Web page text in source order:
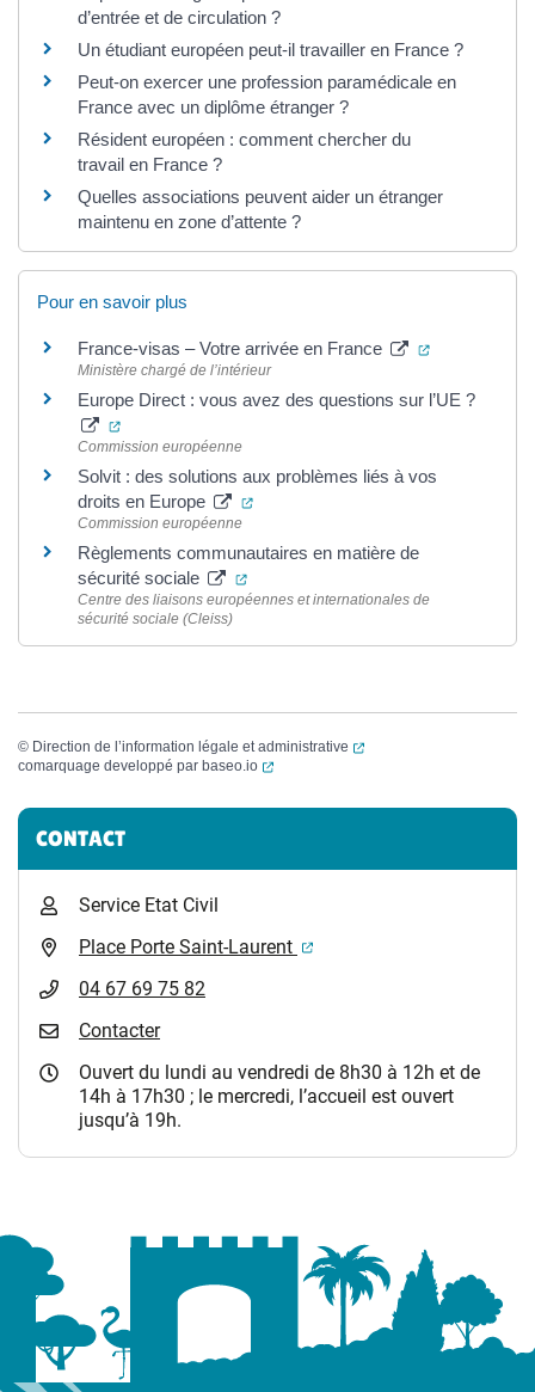
d’entrée et de circulation ?
Un étudiant européen peut-il travailler en France ?
Peut-on exercer une profession paramédicale en
France avec un diplôme étranger ?
Résident européen : comment chercher du
travail en France ?
Quelles associations peuvent aider un étranger
maintenu en zone d’attente ?
Pour en savoir plus
France-visas – Votre arrivée en France (ouverture
Ministère chargé de l’intérieur
Europe Direct : vous avez des questions sur l’UE ?
(ouverture dans un nouvel onglet)
Commission européenne
Solvit : des solutions aux problèmes liés à vos
droits en Europe
(ouverture dans un nouvel onglet)
Commission européenne
Règlements communautaires en matière de
sécurité sociale
(ouverture dans un nouvel onglet)
Centre des liaisons européennes et internationales de
sécurité sociale (Cleiss)
© Direction de l’information légale et administrative
(ouverture dans un
comarquage developpé par baseo.io (ouverture dans un nouvel onglet)
Informations complémentaires
CONTACT
Service Etat Civil
Place Porte Saint-Laurent
(ouverture dans un
04 67 69 75 82
Contacter
Ouvert du lundi au vendredi de 8h30 à 12h et de
14h à 17h30 ; le mercredi, l’accueil est ouvert
jusqu’à 19h.